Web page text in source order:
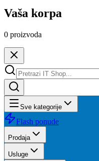
Vaša korpa
0 proizvoda
Sve kategorije
Flash ponude
Prodaja
Usluge